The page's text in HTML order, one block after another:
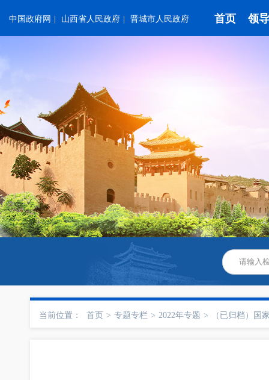
中国政府网 山西省人民政府 晋城市人民政府 首页 领
当前位置： 首页 > 专题专栏 > 2022年专题 > （已归档）国